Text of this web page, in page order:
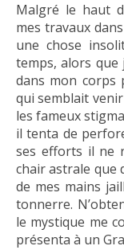
Malgré le haut
mes travaux
une chose
temps, alors que
dans mon corps
qui semblait
les fameux
il tenta de
ses efforts il ne
chair astrale que
de mes mains
tonnerre.
le mystique me
présenta à un